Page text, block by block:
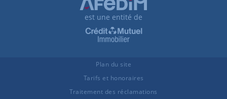
est une entité de
Plan du site
Tarifs et honoraires
Traitement des réclamations